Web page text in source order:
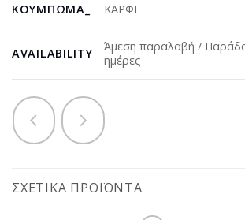
ΚΟΎΜΠΩΜΑ_ ΚΑΡΦΙ
AVAILABILITY
Άμεση παραλαβή /
ημέρες
ΣΧΕΤΙΚΆ ΠΡΟΪΌΝΤΑ